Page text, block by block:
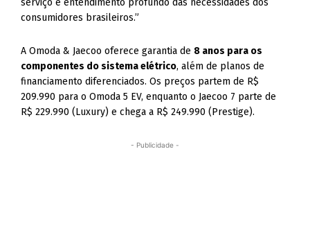
serviço e entendimento profundo das necessidades dos
consumidores brasileiros.”
A Omoda & Jaecoo oferece garantia de 8 anos para os
componentes do sistema elétrico, além de planos de
financiamento diferenciados. Os preços partem de R$
209.990 para o Omoda 5 EV, enquanto o Jaecoo 7 parte de
R$ 229.990 (Luxury) e chega a R$ 249.990 (Prestige).
- Publicidade -